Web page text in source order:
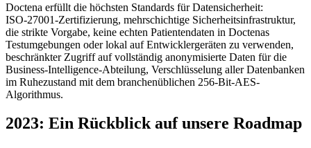
Doctena erfüllt die höchsten Standards für Datensicherheit:
ISO-27001-Zertifizierung, mehrschichtige Sicherheitsinfrastruktur,
die strikte Vorgabe, keine echten Patientendaten in Doctenas
Testumgebungen oder lokal auf Entwicklergeräten zu verwenden,
beschränkter Zugriff auf vollständig anonymisierte Daten für die
Business-Intelligence-Abteilung, Verschlüsselung aller Datenbanken
im Ruhezustand mit dem branchenüblichen 256-Bit-AES-
Algorithmus.
2023: Ein Rückblick auf unsere Roadmap